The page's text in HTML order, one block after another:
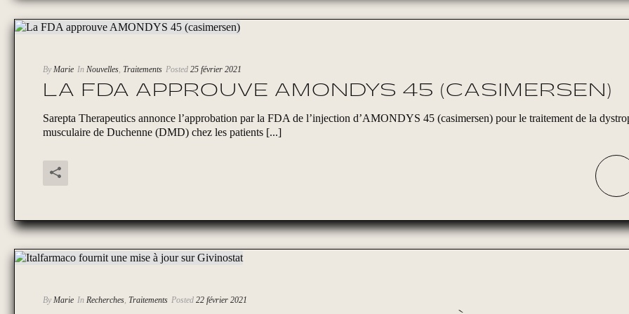
By Marie In Nouvelles, Traitements Posted 25 février 2021
LA FDA APPROUVE AMONDYS 45 (CASIMERSEN)
Sarepta Therapeutics annonce l’approbation par la FDA de l’injection d’AMONDYS 45 (casimersen) pour le traitement de la
musculaire de Duchenne (DMD) chez les patients [...]
By Marie In Recherches Traitements Posted 22 février 2021